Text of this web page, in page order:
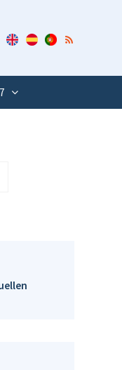
KUS-
Flyer
KUS-
Flyer
KUS-
Flyer
RSS-